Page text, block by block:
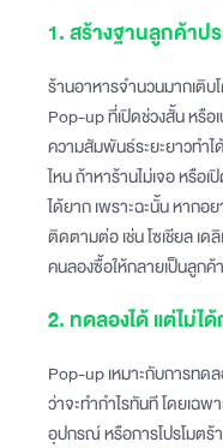
1. สร้างฐานลูกค้าป
ร้านอาหารจำนวนมากเติ
Pop-up ที่เปิดช่วงสั้น หรือ
ความสัมพันธ์ระยะยาวทำ
ไหน ถ้าหาร้านไม่เจอ หรือ
ได้ยาก เพราะฉะนั้น หากอ
ติดตามต่อ เช่น โซเชียล เด
คนลองซื้อให้กลายเป็นลูกค้
2. ทดลองได้ แต่ไม่ไ
Pop-up เหมาะกับการทด
ว่าจะทำกำไรทันที โดยเฉ
อุปกรณ์ หรือการโปรโมตร้